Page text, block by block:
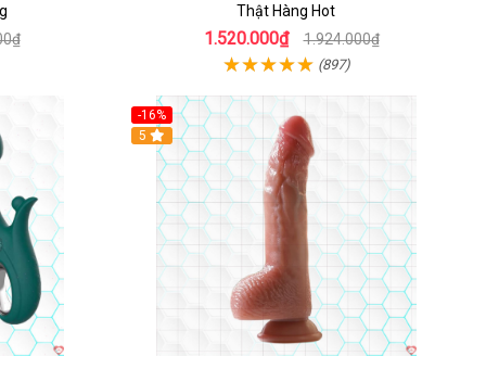
Thật Hàng Hot
1.520.000₫ 1.924.000₫
(897)
-16%
Hot
5